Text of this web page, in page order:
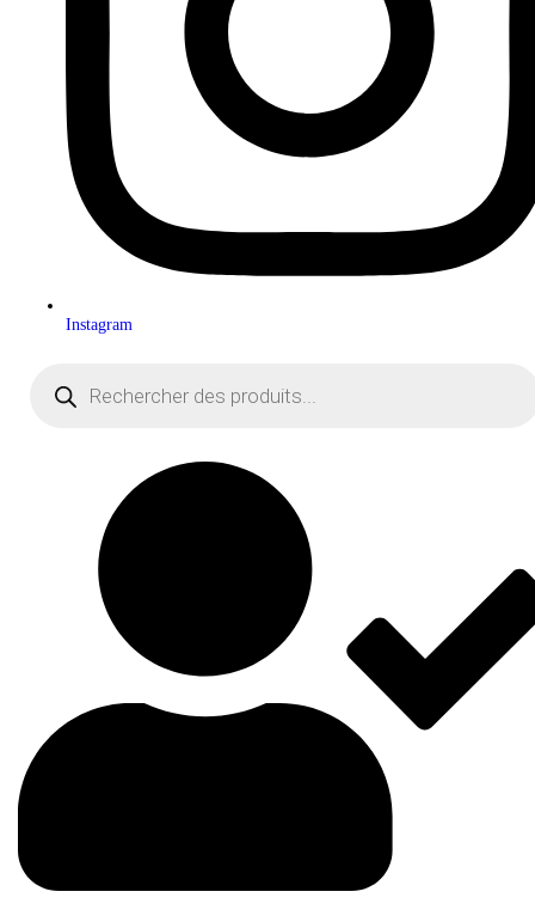
Instagram
produits